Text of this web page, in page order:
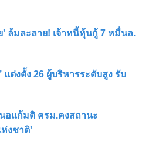
ล้มละลาย! เจ้าหนี้หุ้นกู้ 7 หมื่นล.
แต่งตั้ง 26 ผู้บริหารระดับสูง รับ
อแก้มติ ครม.คงสถานะ
งชาติ'